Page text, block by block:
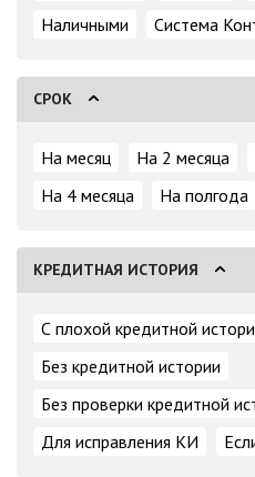
Наличными
Система
СРОК
На месяц На 2 месяца
На 4 месяца
На полгода
КРЕДИТНАЯ ИСТОРИЯ
С плохой кредитной
Без кредитной истории
Без проверки кредитной
Для исправления КИ